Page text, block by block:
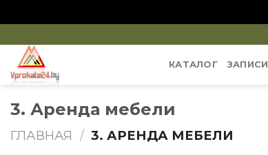
to
content
КАТАЛОГ ЗАПИСИ
3. Аренда мебели
ГЛАВНАЯ / 3. АРЕНДА МЕБЕЛИ